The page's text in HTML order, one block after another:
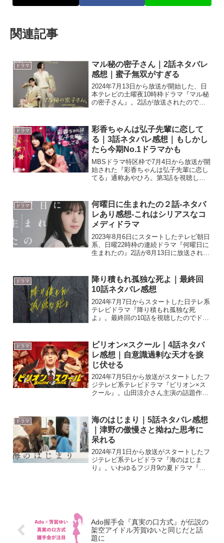
関連記事
ドラマ
マル秘の密子さん｜2話ネタバレ
感想｜蜜子無双がすぎる
2024年7月13日から放送が開始した、日
本テレビの土曜夜10時枠ドラマ『マル秘
の密子さん』。2話が放送されたのでざ
huluで過去放送話が見放題で配信されて
います！ h...
ドラマ
彩香ちゃんは弘子先輩に恋して
る｜3話ネタバレ感想｜もしかし
たら今期No.1ドラマかも
MBSドラマ特区枠で7月4日から放送が開
始された『彩香ちゃんは弘子先輩に恋し
てる』通称あやひろ。第3話を視聴した
大人気コミックが原作のドラマです。気
になった方は漫画も読ん...
ドラマ
何曜日に生まれたの２話-ネタバ
レあり感想-これはシリアスなコ
メディドラマ
2023年8月6日にスタートしたテレビ朝日
系、日曜22時枠の連続ドラマ『何曜日に
生まれたの』2話が8月13日に放送されま
ジナルドラマとあって、期待は高まるば
かりです。そ...
ドラマ
降り積もれ孤独な死よ｜最終回
10話ネタバレ感想
2024年7月7日からスタートした日テレ系
テレビドラマ『降り積もれ孤独な死
よ』。最終回の10話を視聴したのでドラ
はhuluで過去放送話が見放題で配信され
ています！ hu...
ドラマ
ビリオン×スクール｜4話ネタバ
レ感想｜自意識過剰な天才を捩
じ伏せる
2024年7月5日から放送がスタートしたフ
ジテレビ系テレビドラマ『ビリオン×ス
クール』。山田涼介さん主演の話題作と
にはネタバレを含みますので話の詳細を
知りたくない人...
ドラマ
海のはじまり｜5話ネタバレ感想
｜津野の傲慢さと拗ねた思考に
呆れる
2024年7月1日から放送がスタートしたフ
ジテレビ系テレビドラマ『海のはじま
り』。いわゆるフジ月9の夏ドラマ『海
Ado握手会『真実の口方式』が伝説の
架空アイドル芳賀ゆいと同じだと話
題に